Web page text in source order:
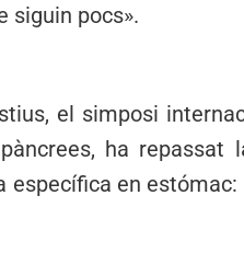
siguin pocs».
el simposi
ha repassat
en